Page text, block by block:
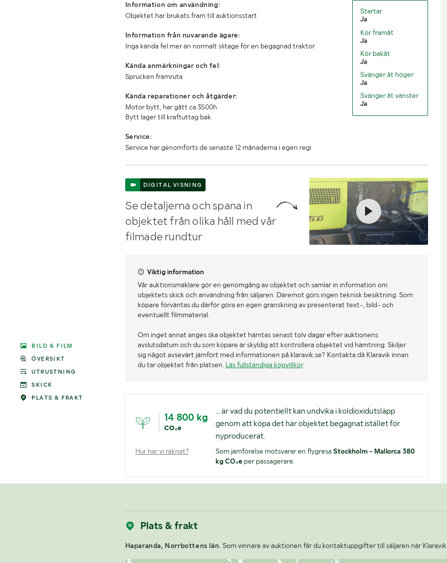
BILD & FILM
ÖVERSIKT
UTRUSTNING
SKICK
PLATS & FRAKT
Bredd (mm) 2000
Information om användning:
Objektet har brukats fram till auktionsstart
Information från nuvarande ägare:
Inga kända fel mer än normalt slitage för en begagnad traktor
Kända anmärkningar och fel:
Sprucken framruta
Kända reparationer och åtgärder:
Motor bytt, har gått ca 3500h
Bytt lager till kraftuttag bak
Service:
Service har genomförts de senaste 12 månaderna i egen regi
Startar
Ja
Kör framåt
Ja
Kör bakåt
Ja
Svänger åt höger
Ja
Svänger åt vänster
Ja
DIGITAL VISNING
Se detaljerna och spana in
objektet från olika håll med vår
filmade rundtur
Viktig information
Vår auktionsmäklare gör en genomgång av objektet och samlar in information om
objektets skick och användning från säljaren. Däremot görs ingen teknisk besiktning. Som
köpare förväntas du därför göra en egen granskning av presenterat text-, bild- och
eventuellt filmmaterial.
Om inget annat anges ska objektet hämtas senast tolv dagar efter auktionens
avslutsdatum och du som köpare är skyldig att kontrollera objektet vid hämtning. Skiljer
sig något avsevärt jämfört med informationen på klaravik.se? Kontakta då Klaravik innan
du tar objektet från platsen. Läs fullständiga köpvillkor.
14 800 kg
CO₂e
Hur har vi räknat?
... är vad du potentiellt kan undvika i koldioxidutsläpp
genom att köpa det här objektet begagnat istället för
nyproducerat.
Som jämförelse motsvarar en flygresaStockholm - Mallorca 380
kg CO₂e per passagerare.
Plats & frakt
Haparanda, Norrbottens län. Som vinnare av auktionen får du kontaktuppgifter till säljaren när